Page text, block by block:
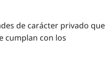
de carácter privado que
cumplan con los